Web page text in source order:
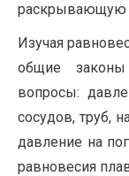
раскрывающую
Изучая
общие законы
вопросы:
сосудов, труб,
давление на
равновесия